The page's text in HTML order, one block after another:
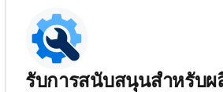
รับการสนับสนุนสำหรับ